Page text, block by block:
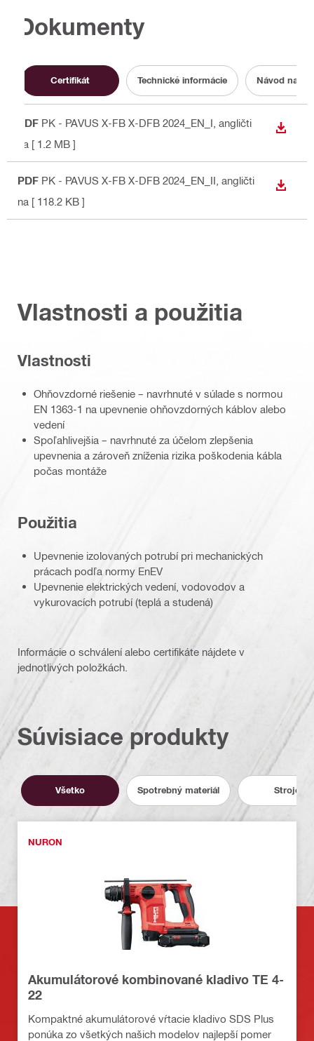
Dokumenty
Certifikát Technické informácie Návod na
PDF PK - PAVUS X-FB X-DFB 2024_EN_I , angličti
na [ 1.2 MB ]
PDF PK - PAVUS X-FB X-DFB 2024_EN_II , angličti
na [ 118.2 KB ]
Vlastnosti a použitia
Vlastnosti
Ohňovzdorné riešenie – navrhnuté v súlade s normou
EN 1363-1 na upevnenie ohňovzdorných káblov alebo
vedení
Spoľahlivejšia – navrhnuté za účelom zlepšenia
upevnenia a zároveň zníženia rizika poškodenia kábla
počas montáže
Použitia
Upevnenie izolovaných potrubí pri mechanických
prácach podľa normy EnEV
Upevnenie elektrických vedení, vodovodov a
vykurovacích potrubí (teplá a studená)
Informácie o schválení alebo certifikáte nájdete v
jednotlivých položkách.
Súvisiace produkty
Všetko Spotrebný materiál Stroje
NURON
Akumulátorové kombinované kladivo TE 4-
22
Kompaktné akumulátorové vŕtacie kladivo SDS Plus
ponúka zo všetkých našich modelov najlepší pomer